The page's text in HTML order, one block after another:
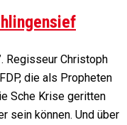
Regisseur Christoph
die als Propheten
Sche Krise geritten
sein können. Und über